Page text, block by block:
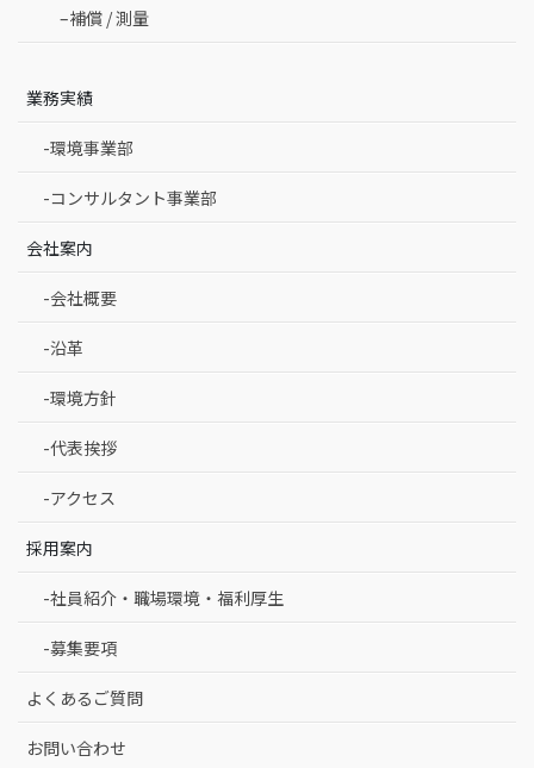
–補償 / 測量
業務実績
-環境事業部
-コンサルタント事業部
会社案内
-会社概要
-沿革
-環境方針
-代表挨拶
-アクセス
採用案内
-社員紹介・職場環境・福利厚生
-募集要項
よくあるご質問
お問い合わせ